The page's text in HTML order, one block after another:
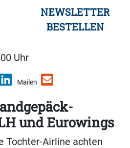
NEWSLETTER
BESTELLEN
Uhr
Mailen
und Eurowings
Tochter-Airline achten